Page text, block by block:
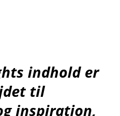
indhold er
til
inspiration,